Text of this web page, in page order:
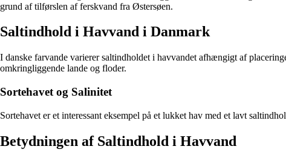
grund af tilførslen af ferskvand fra Østersøen.
Saltindhold i Havvand i Danmark
I danske farvande varierer saltindholdet i havvandet afhængigt af
omkringliggende lande og floder.
Sortehavet og Salinitet
Sortehavet er et interessant eksempel på et lukket hav med et lavt
Betydningen af Saltindhold i Havvand